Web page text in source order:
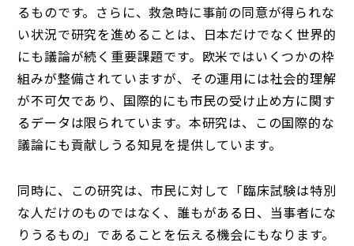
るものです。さらに、救急時に事前の同意が得られな
い状況で研究を進めることは、日本だけでなく世界的
にも議論が続く重要課題です。欧米ではいくつかの枠
組みが整備されていますが、その運用には社会的理解
が不可欠であり、国際的にも市民の受け止め方に関す
るデータは限られています。本研究は、この国際的な
議論にも貢献しうる知見を提供しています。
同時に、この研究は、市民に対して「臨床試験は特別
な人だけのものではなく、誰もがある日、当事者にな
りうるもの」であることを伝える機会にもなります。